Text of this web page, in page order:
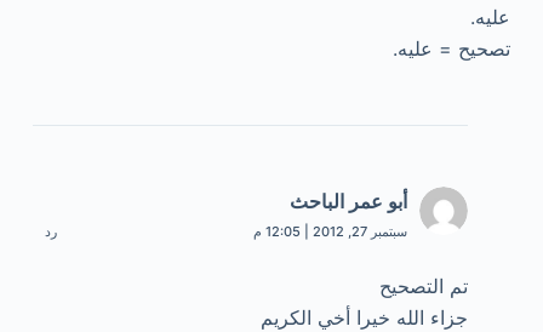
عليه.
تصحيح = عليه.
أبو عمر الباحث
سبتمبر 27, 2012 | 12:05 م رد
تم التصحيح
جزاء الله خيرا أخي الكريم